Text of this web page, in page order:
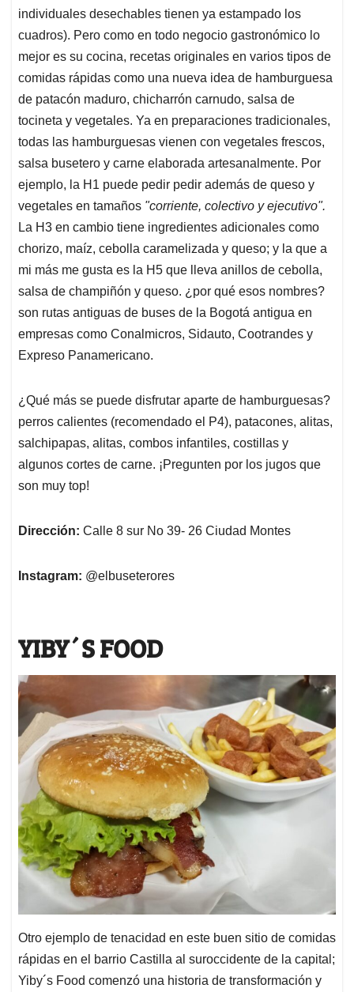
individuales desechables tienen ya estampado los
cuadros). Pero como en todo negocio gastronómico lo
mejor es su cocina, recetas originales en varios tipos de
comidas rápidas como una nueva idea de hamburguesa
de patacón maduro, chicharrón carnudo, salsa de
tocineta y vegetales. Ya en preparaciones tradicionales,
todas las hamburguesas vienen con vegetales frescos,
salsa busetero y carne elaborada artesanalmente. Por
ejemplo, la H1 puede pedir pedir además de queso y
vegetales en tamaños "corriente, colectivo y ejecutivo".
La H3 en cambio tiene ingredientes adicionales como
chorizo, maíz, cebolla caramelizada y queso; y la que a
mi más me gusta es la H5 que lleva anillos de cebolla,
salsa de champiñón y queso. ¿por qué esos nombres?
son rutas antiguas de buses de la Bogotá antigua en
empresas como Conalmicros, Sidauto, Cootrandes y
Expreso Panamericano.
¿Qué más se puede disfrutar aparte de hamburguesas?
perros calientes (recomendado el P4), patacones, alitas,
salchipapas, alitas, combos infantiles, costillas y
algunos cortes de carne. ¡Pregunten por los jugos que
son muy top!
Dirección: Calle 8 sur No 39- 26 Ciudad Montes
Instagram: @elbuseterores
YIBY´S FOOD
Otro ejemplo de tenacidad en este buen sitio de comidas
rápidas en el barrio Castilla al suroccidente de la capital;
Yiby´s Food comenzó una historia de transformación y